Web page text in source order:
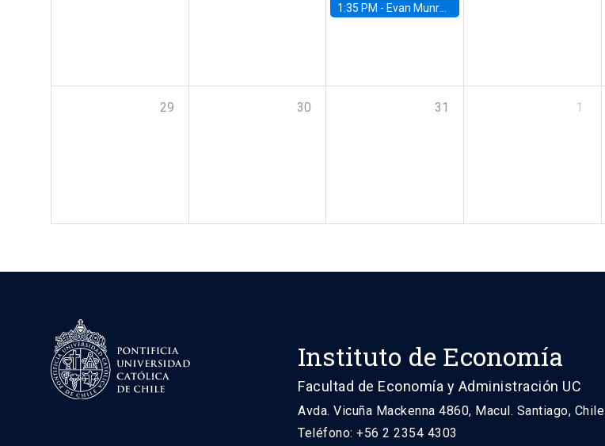
1:35 PM - Evan Munro, Neyman Visiting Assistant Professor in the Department of Statistics at UC Berkeley
29 30 31 1
Instituto de Economía
Facultad de Economía y Administración UC
Avda. Vicuña Mackenna 4860, Macul. Santiago, Chile
Teléfono: +56 2 2354 4303